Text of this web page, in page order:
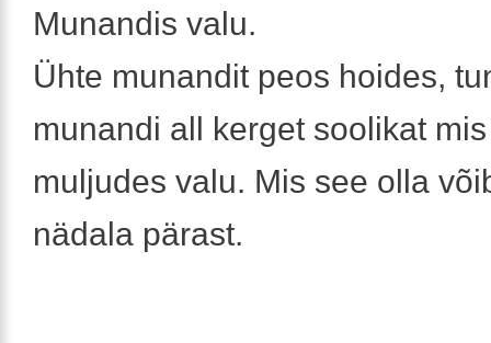
Munandis valu.
Ühte munandit peos hoides,
munandi all kerget soolikat
muljudes valu. Mis see olla
nädala pärast.